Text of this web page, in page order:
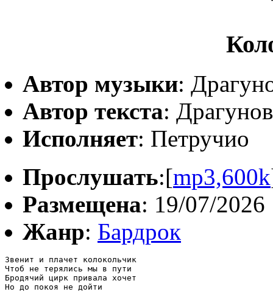
Автор музыки:
Автор текста:
Исполняет: Петручио
Прослушать:[mp3,600k
Размещена: 19/07/2026
Жанр: Бардрок
Звенит и плачет колокольчик
Чтоб не терялись мы в пути
Бродячий цирк привала хочет
Но до покоя не дойти